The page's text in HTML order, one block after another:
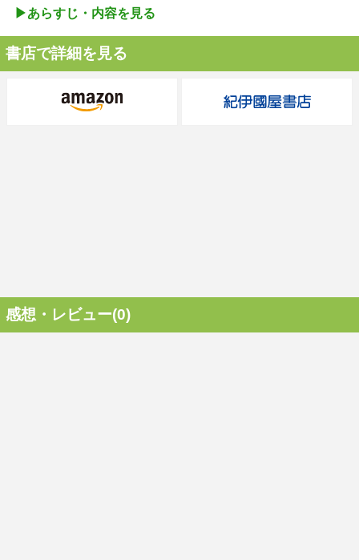
▶︎あらすじ・内容を見る
書店で詳細を見る
感想・レビュー(0)